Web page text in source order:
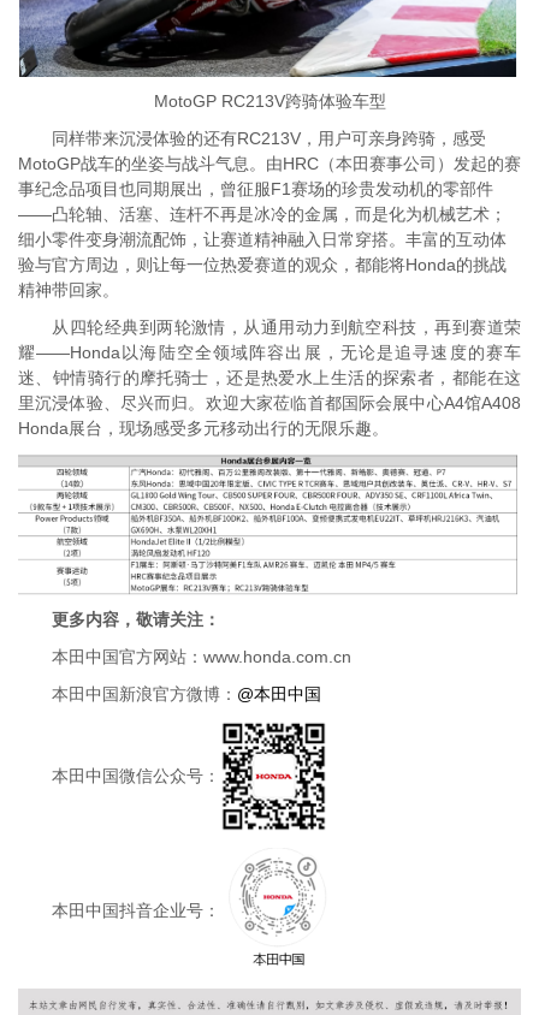
MotoGP RC213V跨骑体验车型
同样带来沉浸体验的还有RC213V，用户可亲身跨骑，感受
MotoGP战车的坐姿与战斗气息。由HRC（本田赛事公司）发起的赛
事纪念品项目也同期展出，曾征服F1赛场的珍贵发动机的零部件
——凸轮轴、活塞、连杆不再是冰冷的金属，而是化为机械艺术；
细小零件变身潮流配饰，让赛道精神融入日常穿搭。丰富的互动体
验与官方周边，则让每一位热爱赛道的观众，都能将Honda的挑战
精神带回家。
从四轮经典到两轮激情，从通用动力到航空科技，再到赛道荣
耀——Honda以海陆空全领域阵容出展，无论是追寻速度的赛车
迷、钟情骑行的摩托骑士，还是热爱水上生活的探索者，都能在这
里沉浸体验、尽兴而归。欢迎大家莅临首都国际会展中心A4馆A408
Honda展台，现场感受多元移动出行的无限乐趣。
更多内容，敬请关注：
本田中国官方网站：www.honda.com.cn
本田中国新浪官方微博： @本田中国
本田中国微信公众号：
本田中国抖音企业号：